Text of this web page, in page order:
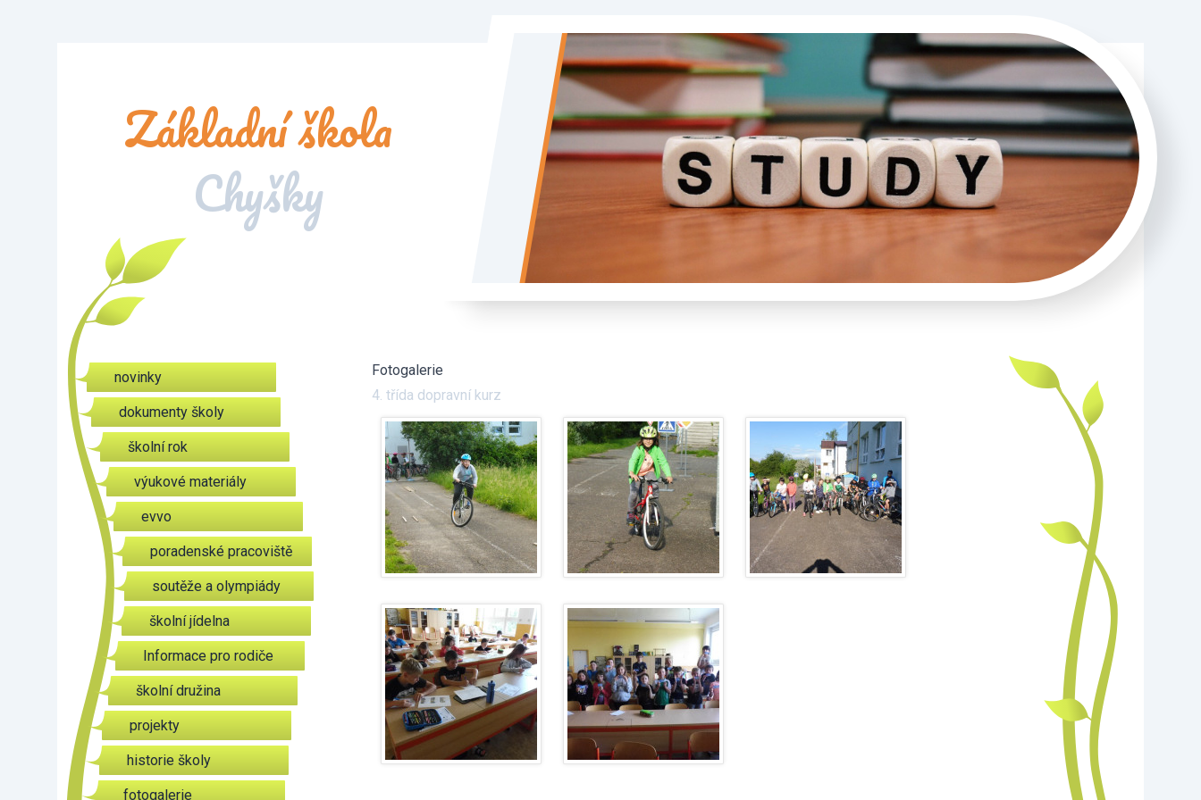
Základní škola
Chyšky
novinky
dokumenty školy
školní rok
výukové materiály
evvo
poradenské pracoviště
soutěže a olympiády
školní jídelna
Informace pro rodiče
školní družina
projekty
historie školy
fotogalerie
Fotogalerie
4. třída dopravní kurz